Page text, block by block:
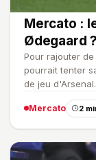
Mercato :
Ødegaard ?
Pour rajouter
pourrait tenter
de jeu
Mercato 2